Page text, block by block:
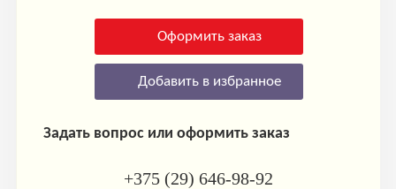
Оформить заказ
Добавить в избранное
Задать вопрос или оформить заказ
+375 (29) 646-98-92